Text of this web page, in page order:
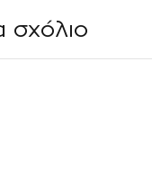
σχόλιο